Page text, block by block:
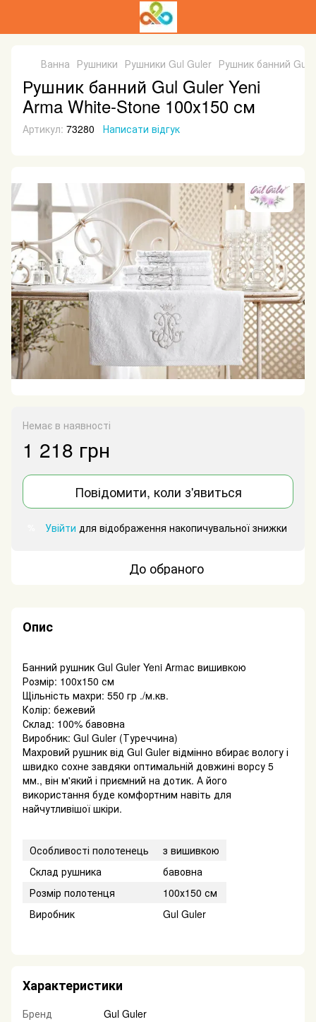
Ванна Рушники Рушники Gul Guler Рушник банний Gul
Рушник банний Gul Guler Yeni
Arma White-Stone 100х150 см
Артикул: 73280 Написати відгук
Немає в наявності
1 218 грн
Повідомити, коли з'явиться
Увійти для відображення накопичувальної знижки
До обраного
Опис
Банний рушник Gul Guler Yeni Armaс вишивкою
Розмір: 100х150 см
Щільність махри: 550 гр ./м.кв.
Колір: бежевий
Склад: 100% бавовна
Виробник: Gul Guler (Туреччина)
Махровий рушник від Gul Guler відмінно вбирає вологу і
швидко сохне завдяки оптимальній довжині ворсу 5
мм., він м'який і приємний на дотик. А його
використання буде комфортним навіть для
найчутливішої шкіри.
Особливості полотенець
з вишивкою
Склад рушника
бавовна
Розмір полотенця
100х150 см
Виробник
Gul Guler
Характеристики
Бренд
Gul Guler